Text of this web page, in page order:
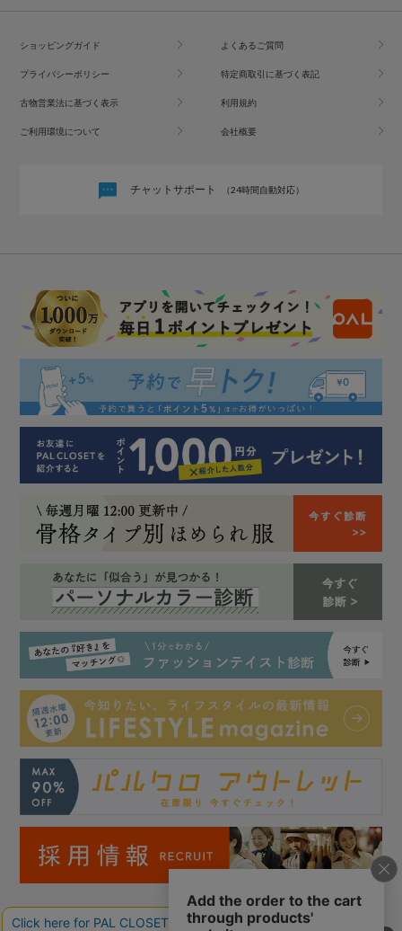
ショッピングガイド よくあるご質問
プライバシーポリシー 特定商取引に基づく表記
古物営業法に基づく表示 利用規約
ご利用環境について 会社概要
チャットサポート （24時間自動対応）